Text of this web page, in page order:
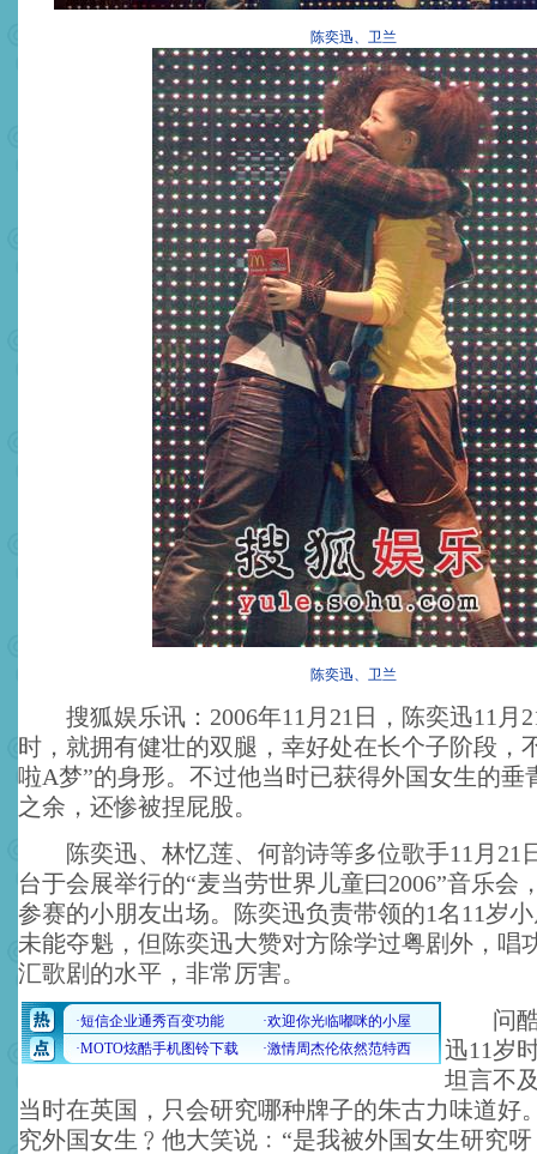
陈奕迅、卫兰
陈奕迅、卫兰
搜狐娱乐讯：2006年11月21日，陈奕迅11月
时，就拥有健壮的双腿，幸好处在长个子阶段，
啦A梦”的身形。不过他当时已获得外国女生的垂
之余，还惨被捏屁股。
陈奕迅、林忆莲、何韵诗等多位歌手11月21
台于会展举行的“麦当劳世界儿童曰2006”音乐会
参赛的小朋友出场。陈奕迅负责带领的1名11岁
未能夺魁，但陈奕迅大赞对方除学过粤剧外，唱
汇歌剧的水平，非常厉害。
问酷
迅11岁
坦言不
当时在英国，只会研究哪种牌子的朱古力味道好
究外国女生﹖他大笑说﹕“是我被外国女生研究